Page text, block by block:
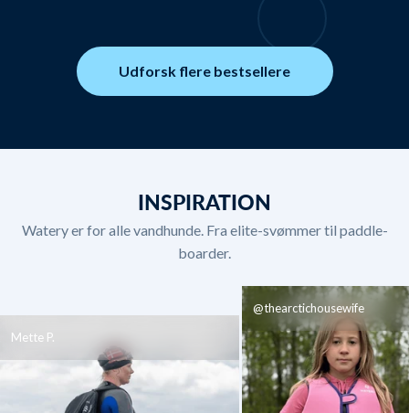
Udforsk flere bestsellere
INSPIRATION
Watery er for alle vandhunde. Fra elite-svømmer til paddle-
boarder.
Mette P.
@thearctichousewife